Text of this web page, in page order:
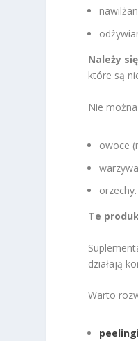
Należy
które są
Nie
owoce
orzechy.
Te
działają
Warto